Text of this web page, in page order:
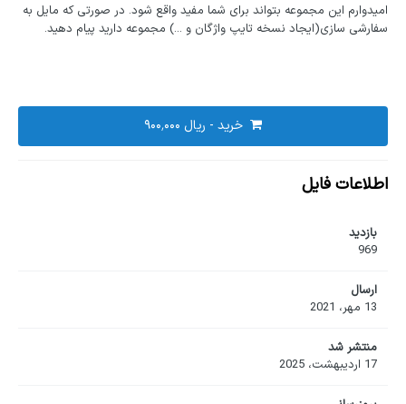
امیدوارم این مجموعه بتواند برای شما مفید واقع شود. در صورتی که مایل به
سفارشی سازی(ایجاد نسخه تایپ واژگان و ...) مجموعه دارید پیام دهید.
خرید -
اطلاعات فایل
بازدید
969
ارسال
13 مهر، 2021
منتشر شد
17 اردیبهشت، 2025